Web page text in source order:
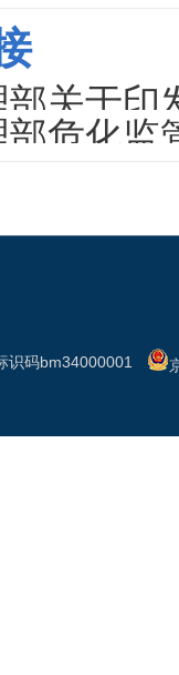
部关于印
《危险化
部危化监
识码bm34000001